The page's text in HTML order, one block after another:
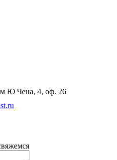
Ю Чена, 4, оф. 26